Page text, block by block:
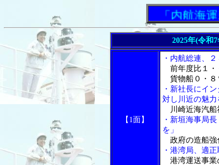
「内航海運新
2025年(令和
【1面】
・内航総連、
前年度比１・
貨物船０・８
・新社長にイ
対し川近の魅
川崎近海汽
・新垣海事局
を」
政府の造船強
・港湾局、適
港湾運送事業